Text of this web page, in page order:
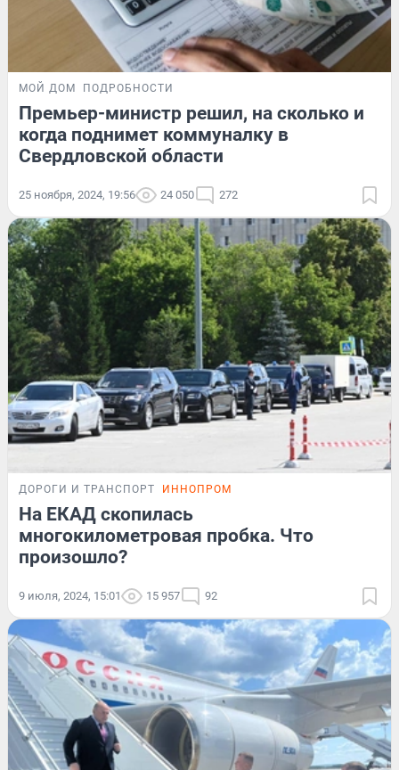
МОЙ ДОМ ПОДРОБНОСТИ
Премьер-министр решил, на сколько и
когда поднимет коммуналку в
Свердловской области
25 ноября, 2024, 19:56 24 050 272
ДОРОГИ И ТРАНСПОРТ ИННОПРОМ
На ЕКАД скопилась
многокилометровая пробка. Что
произошло?
9 июля, 2024, 15:01 15 957 92